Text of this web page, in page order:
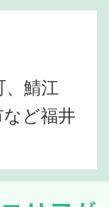
鯖江
ど福井